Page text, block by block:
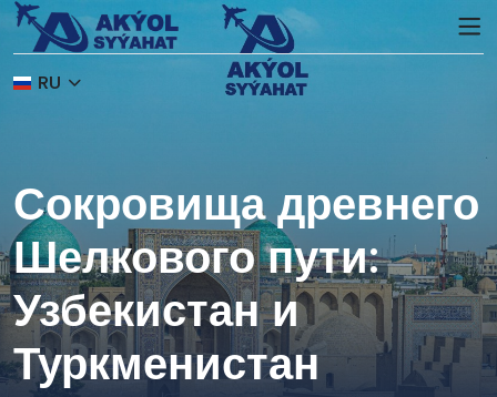
RU
Сокровища древнего
Шелкового пути:
Узбекистан и
Туркменистан